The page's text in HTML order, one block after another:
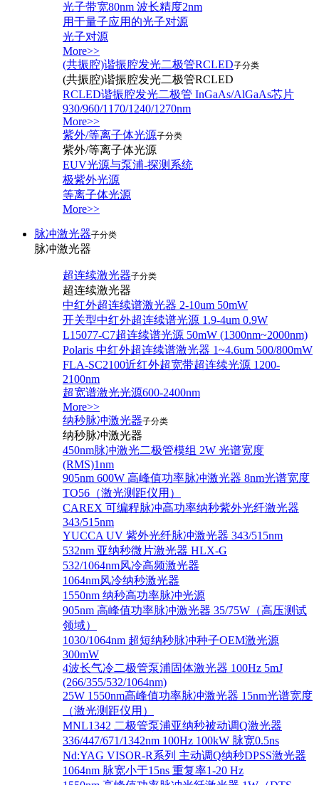
光子带宽80nm 波长精度2nm
用于量子应用的光子对源
光子对源
More>>
(共振腔)谐振腔发光二极管RCLED子分类
(共振腔)谐振腔发光二极管RCLED
RCLED谐振腔发光二极管 InGaAs/AlGaAs芯片
930/960/1170/1240/1270nm
More>>
紫外/等离子体光源子分类
紫外/等离子体光源
EUV光源与泵浦-探测系统
极紫外光源
等离子体光源
More>>
脉冲激光器子分类
脉冲激光器
超连续激光器子分类
超连续激光器
中红外超连续谱激光器 2-10um 50mW
开关型中红外超连续谱光源 1.9-4um 0.9W
L15077-C7超连续谱光源 50mW (1300nm~2000nm)
Polaris 中红外超连续谱激光器 1~4.6um 500/800mW
FLA-SC2100近红外超宽带超连续光源 1200-
2100nm
超宽谱激光光源600-2400nm
More>>
纳秒脉冲激光器子分类
纳秒脉冲激光器
450nm脉冲激光二极管模组 2W 光谱宽度
(RMS)1nm
905nm 600W 高峰值功率脉冲激光器 8nm光谱宽度
TO56（激光测距仪用）
CAREX 可编程脉冲高功率纳秒紫外光纤激光器
343/515nm
YUCCA UV 紫外光纤脉冲激光器 343/515nm
532nm 亚纳秒微片激光器 HLX-G
532/1064nm风冷高频激光器
1064nm风冷纳秒激光器
1550nm 纳秒高功率脉冲光源
905nm 高峰值功率脉冲激光器 35/75W（高压测试
领域）
1030/1064nm 超短纳秒脉冲种子OEM激光源
300mW
4波长气冷二极管泵浦固体激光器 100Hz 5mJ
(266/355/532/1064nm)
25W 1550nm高峰值功率脉冲激光器 15nm光谱宽度
（激光测距仪用）
MNL1342 二极管泵浦亚纳秒被动调Q激光器
336/447/671/1342nm 100Hz 100kW 脉宽0.5ns
Nd:YAG VISOR-R系列 主动调Q纳秒DPSS激光器
1064nm 脉宽小于15ns 重复率1-20 Hz